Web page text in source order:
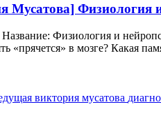
Мусатова] Физиология
Физиология и
«прячется» в мозге? Какая
виктория мусатова